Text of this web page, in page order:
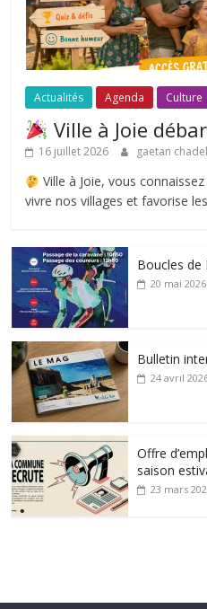
Actualités Agenda Culture
Ville à Joie
16 juillet 2026 gaetan
Ville à Joie, vous
vivre nos villages et favorise
Boucles de
20 mai 2026
Bulletin
24 avril
Offre
saison
23 mars